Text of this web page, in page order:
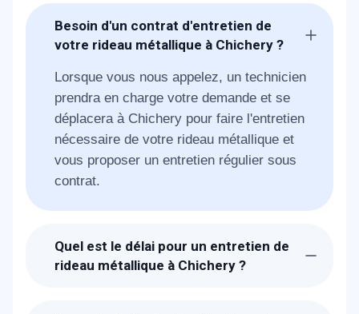
Besoin d'un contrat d'entretien de
votre rideau métallique à Chichery ?
Lorsque vous nous appelez, un technicien
prendra en charge votre demande et se
déplacera à Chichery pour faire l'entretien
nécessaire de votre rideau métallique et
vous proposer un entretien régulier sous
contrat.
Quel est le délai pour un entretien de
rideau métallique à Chichery ?